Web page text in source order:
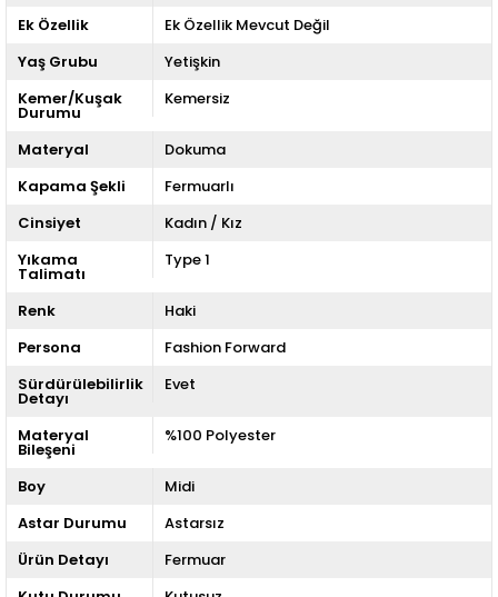
Ek Özellik
Ek Özellik Mevcut Değil
Yaş Grubu
Yetişkin
Kemer/Kuşak
Durumu
Kemersiz
Materyal
Dokuma
Kapama Şekli
Fermuarlı
Cinsiyet
Kadın / Kız
Yıkama
Talimatı
Type 1
Renk
Haki
Persona
Fashion Forward
Sürdürülebilirlik
Detayı
Evet
Materyal
Bileşeni
%100 Polyester
Boy
Midi
Astar Durumu
Astarsız
Ürün Detayı
Fermuar